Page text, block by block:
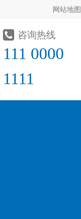
网站地图
咨询热线
111 0000
1111